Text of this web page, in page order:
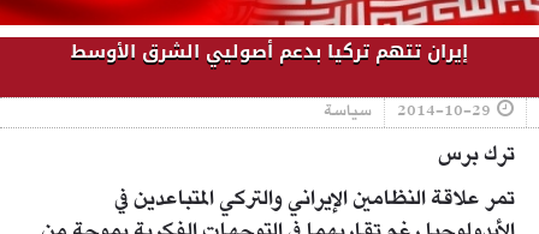
إيران تتهم تركيا بدعم أصوليي الشرق الأوسط
2014-10-29 سياسة
ترك برس
تمر علاقة النظامين الإيراني والتركي المتباعدين في